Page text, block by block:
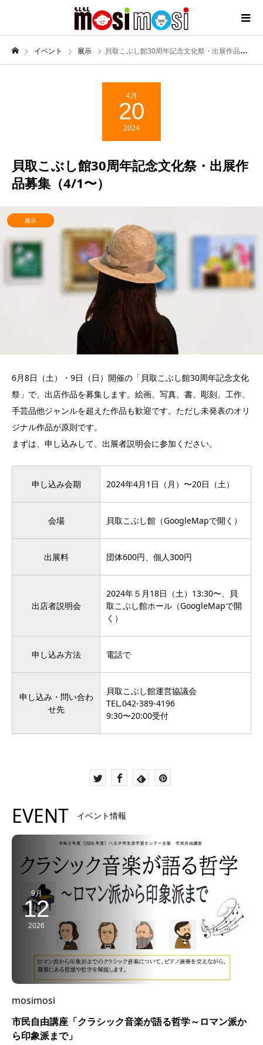
イベント 展示 貝取こぶし館30周年記念文化祭・出展作品募集（4/1〜）
4月
20
2024
貝取こぶし館30周年記念文化祭・出展作
品募集（4/1〜）
展示
6月8日（土）・9日（日）開催の「貝取こぶし館30周年記念文化
祭」で、出店作品を募集します。絵画、写真、書、彫刻、工作、
手芸品他ジャンルを超えた作品も歓迎です。ただし未発表のオリ
ジナル作品が原則です。
まずは、申し込みして、出展者説明会に参加ください。
申し込み会期 2024年4月1日（月）〜20日（土）
会場 貝取こぶし館（GoogleMapで開く ）
出展料 団体600円、個人300円
出店者説明会
2024年５月18日（土）13:30〜、貝
取こぶし館ホール（GoogleMapで開
く ）
申し込み方法 電話で
申し込み・問い合わ
せ先
貝取こぶし館運営協議会
TEL.042-389-4196
9:30〜20:00受付
EVENT イベント情報
9月
12
2026
mosimosi
市民自由講座「クラシック音楽が語る哲学～ロマン派か
ら印象派まで」